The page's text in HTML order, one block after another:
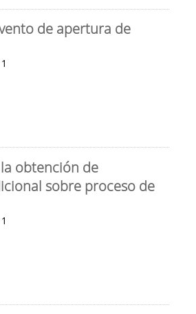
de apertura de
obtención de
sobre proceso de